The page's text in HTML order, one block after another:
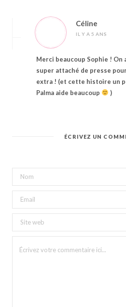
Céline
IL Y A 5 ANS
Merci beaucoup Sophie ! On
super attaché de presse
extra ! (et cette histoire un
Palma aide beaucoup
)
ÉCRIVEZ UN